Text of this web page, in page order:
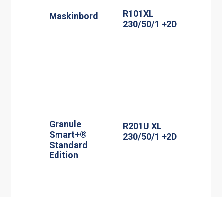
Maskinbord
R101XL
230/50/1 +2D
Granule
Smart+®
Standard
Edition
R201U XL
230/50/1 +2D